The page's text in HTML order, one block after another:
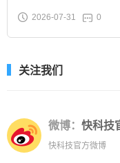
皂2斤大促
2026-07-31 0
关注我们
微博： 快科技
快科技官方微博